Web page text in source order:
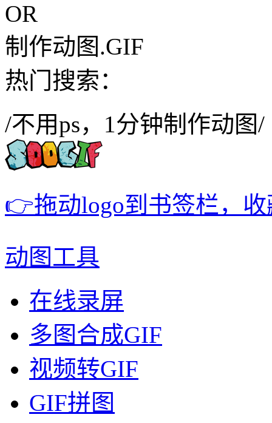
OR
制作动图.GIF
热门搜索：
/不用ps，1分钟制作动图/
👉拖动logo到书签栏，
动图工具
在线录屏
多图合成GIF
视频转GIF
GIF拼图